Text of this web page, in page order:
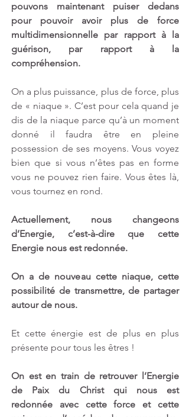
pouvons maintenant puiser dedans
pour pouvoir avoir plus de force
multidimensionnelle par rapport à la
guérison, par rapport à la
compréhension.
On a plus puissance, plus de force, plus
de « niaque ». C’est pour cela quand je
dis de la niaque parce qu’à un moment
donné il faudra être en pleine
possession de ses moyens. Vous voyez
bien que si vous n’êtes pas en forme
vous ne pouvez rien faire. Vous êtes là,
vous tournez en rond.
Actuellement, nous changeons
d’Energie, c’est-à-dire que cette
Energie nous est redonnée.
On a de nouveau cette niaque, cette
possibilité de transmettre, de partager
autour de nous.
Et cette énergie est de plus en plus
présente pour tous les êtres !
On est en train de retrouver l’Energie
de Paix du Christ qui nous est
redonnée avec cette force et cette